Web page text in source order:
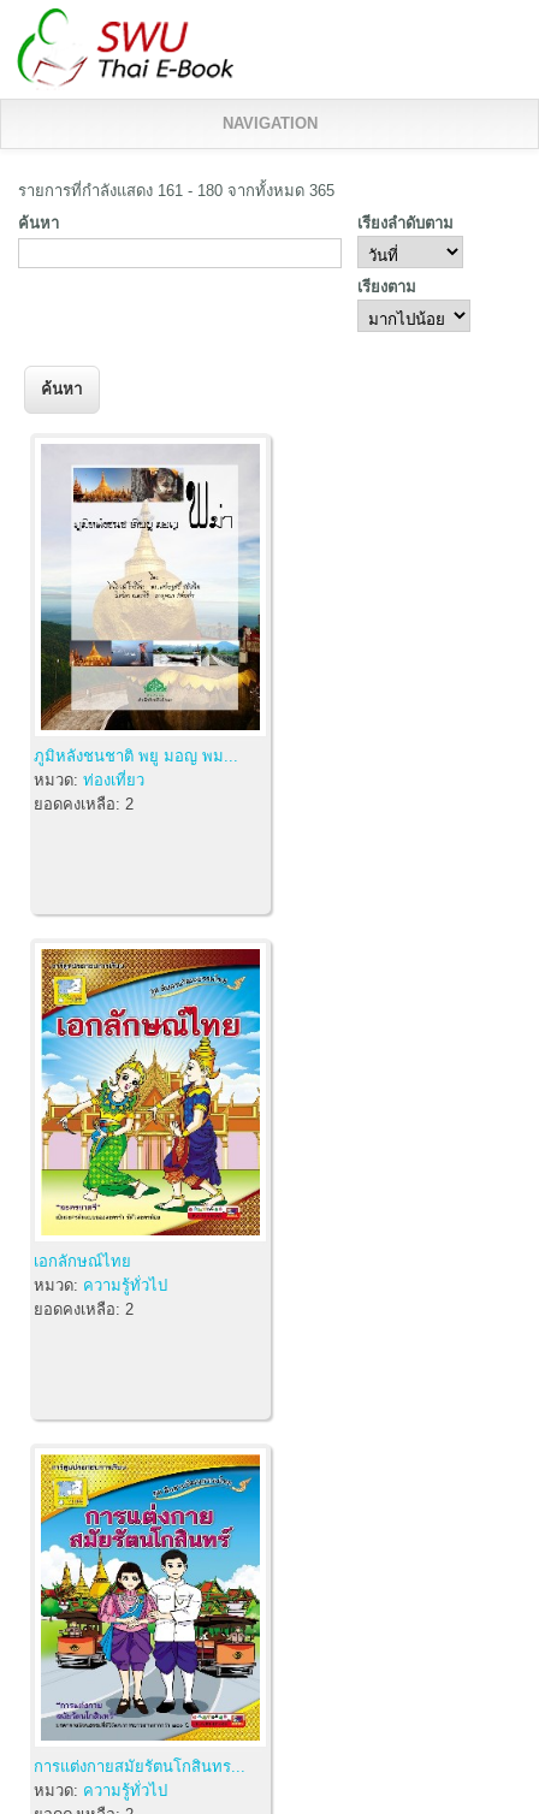
NAVIGATION
รายการที่กำลังแสดง 161 - 180 จากทั้งหมด 365
ค้นหา
เรียงลำดับตาม
เรียงตาม
ภูมิหลังชนชาติ พยู มอญ พม...
หมวด: ท่องเที่ยว
ยอดคงเหลือ: 2
เอกลักษณ์ไทย
หมวด: ความรู้ทั่วไป
ยอดคงเหลือ: 2
การแต่งกายสมัยรัตนโกสินทร...
หมวด: ความรู้ทั่วไป